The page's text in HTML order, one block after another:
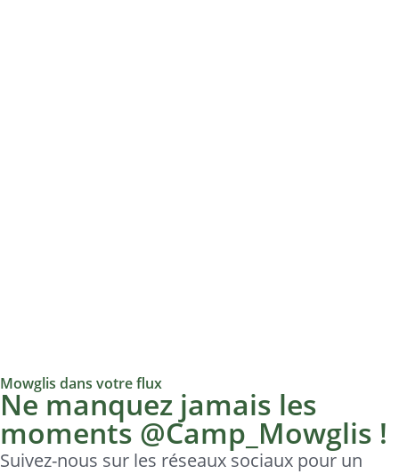
Mowglis dans votre flux
Ne manquez jamais les
moments @Camp_Mowglis !
Suivez-nous sur les réseaux sociaux pour un